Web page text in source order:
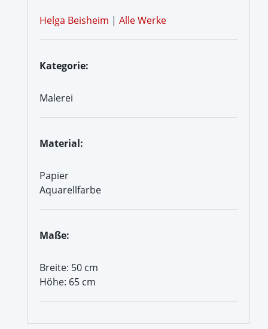
Helga Beisheim | Alle Werke
Kategorie:
Malerei
Material:
Papier
Aquarellfarbe
Maße:
Breite: 50 cm
Höhe: 65 cm